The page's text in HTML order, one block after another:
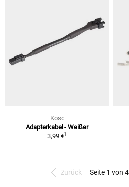
Koso
Adapterkabel - Weißer
3,99 €1
Zurück Seite 1 von 4